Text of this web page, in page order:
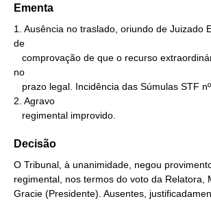
Ementa
1. Ausência no traslado, oriundo de Juizado
de
no
2. Agravo
   regimental improvido.
Decisão
O Tribunal, à unanimidade, negou
regimental, nos termos do voto da Relatora,
Gracie (Presidente). Ausentes,